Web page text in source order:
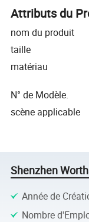
Attributs du
nom du produit
taille
matériau
N° de Modèle.
scène applicable
Shenzhen
Année de
Nombre